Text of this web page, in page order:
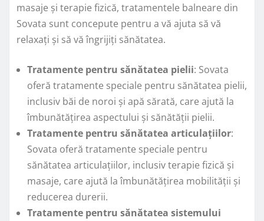
masaje și terapie fizică, tratamentele balneare din
Sovata sunt concepute pentru a vă ajuta să vă
relaxați și să vă îngrijiți sănătatea.
Tratamente pentru sănătatea pielii: Sovata
oferă tratamente speciale pentru sănătatea pielii,
inclusiv băi de noroi și apă sărată, care ajută la
îmbunătățirea aspectului și sănătății pielii.
Tratamente pentru sănătatea articulațiilor:
Sovata oferă tratamente speciale pentru
sănătatea articulațiilor, inclusiv terapie fizică și
masaje, care ajută la îmbunătățirea mobilității și
reducerea durerii.
Tratamente pentru sănătatea sistemului